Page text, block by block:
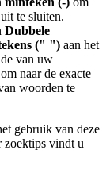
te sluiten.
Dubbele
(" ") aan het
van uw
naar de exacte
woorden te
gebruik van deze
zoektips vindt u